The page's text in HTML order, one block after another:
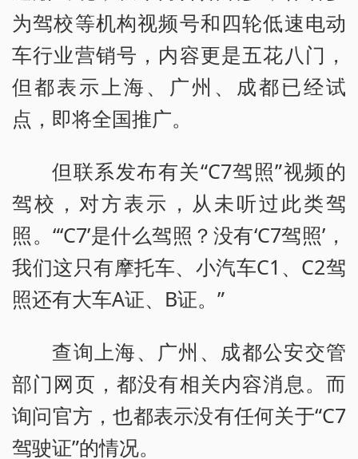
为驾校等机构视频号和四轮低速电动
车行业营销号，内容更是五花八门，
但都表示上海、广州、成都已经试
点，即将全国推广。
但联系发布有关“C7驾照”视频的
驾校，对方表示，从未听过此类驾
照。“‘C7’是什么驾照？没有‘C7驾照’，
我们这只有摩托车、小汽车C1、C2驾
照还有大车A证、B证。”
查询上海、广州、成都公安交管
部门网页，都没有相关内容消息。而
询问官方，也都表示没有任何关于“C7
驾驶证”的情况。